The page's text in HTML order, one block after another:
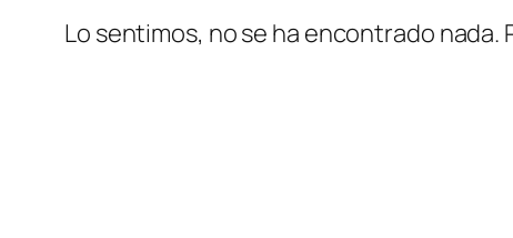
Lo sentimos, no se ha encontrado